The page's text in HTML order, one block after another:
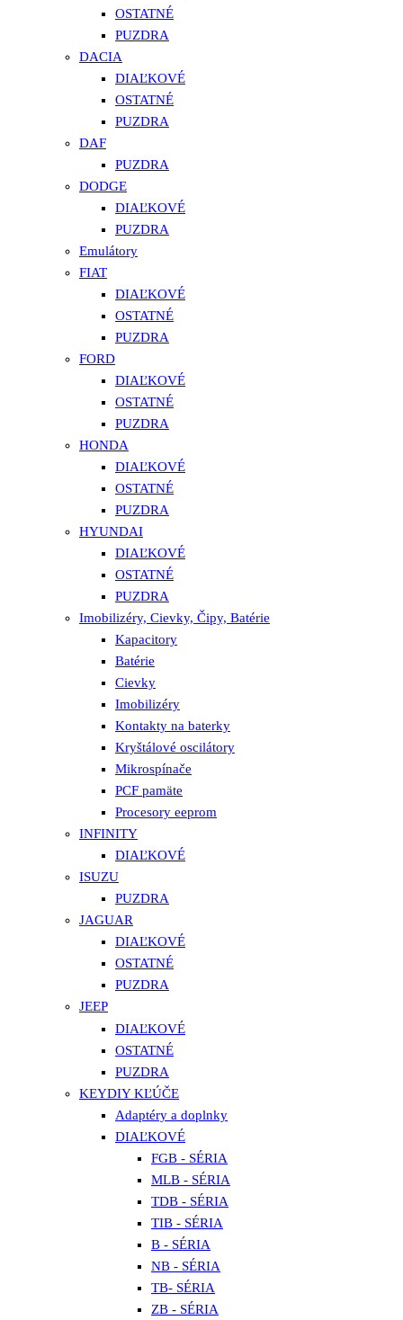
OSTATNÉ
PUZDRA
DACIA
DIAĽKOVÉ
OSTATNÉ
PUZDRA
DAF
PUZDRA
DODGE
DIAĽKOVÉ
PUZDRA
Emulátory
FIAT
DIAĽKOVÉ
OSTATNÉ
PUZDRA
FORD
DIAĽKOVÉ
OSTATNÉ
PUZDRA
HONDA
DIAĽKOVÉ
OSTATNÉ
PUZDRA
HYUNDAI
DIAĽKOVÉ
OSTATNÉ
PUZDRA
Imobilizéry, Cievky, Čipy, Batérie
Kapacitory
Batérie
Cievky
Imobilizéry
Kontakty na baterky
Kryštálové oscilátory
Mikrospínače
PCF pamäte
Procesory eeprom
INFINITY
DIAĽKOVÉ
ISUZU
PUZDRA
JAGUAR
DIAĽKOVÉ
OSTATNÉ
PUZDRA
JEEP
DIAĽKOVÉ
OSTATNÉ
PUZDRA
KEYDIY KĽÚČE
Adaptéry a doplnky
DIAĽKOVÉ
FGB - SÉRIA
MLB - SÉRIA
TDB - SÉRIA
TIB - SÉRIA
B - SÉRIA
NB - SÉRIA
TB- SÉRIA
ZB - SÉRIA